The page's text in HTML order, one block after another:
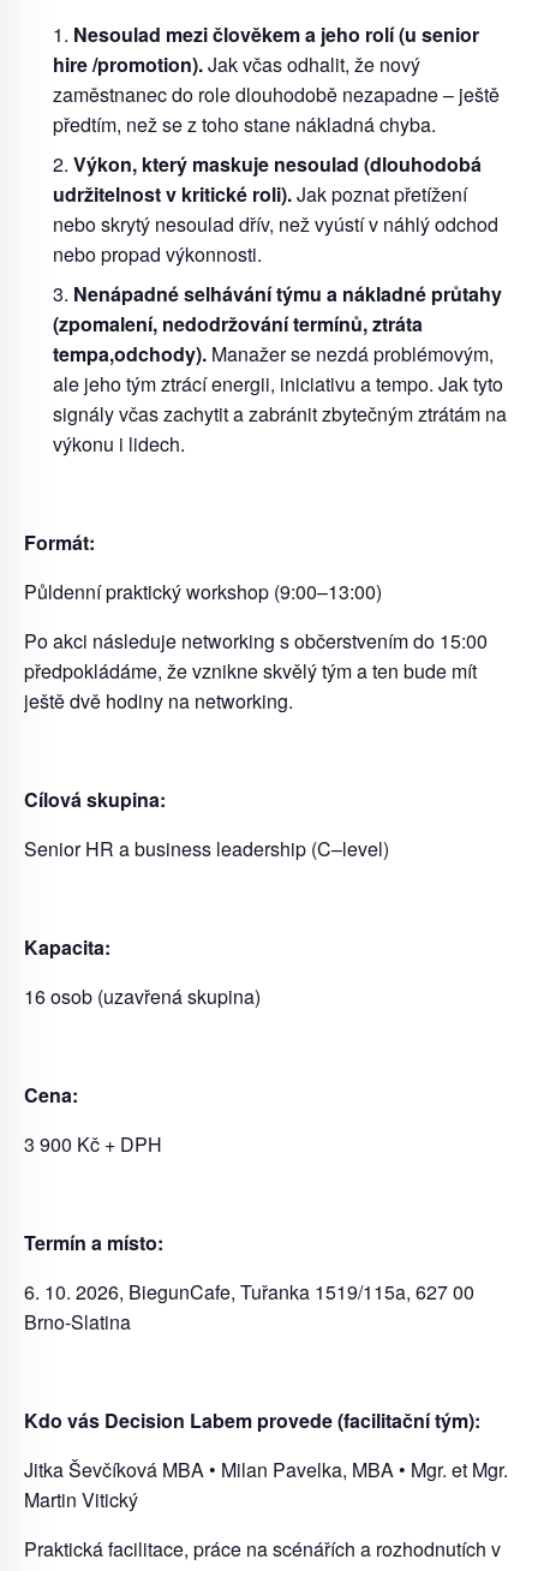
Nesoulad mezi člověkem a jeho rolí(u senior
hire /promotion).Jak včas odhalit, že nový
zaměstnanec do role dlouhodobě nezapadne– ještě
předtím, než se z toho stane nákladná chyba.
Výkon, který maskuje nesoulad (dlouhodobá
udržitelnost v kritické roli).Jak poznat přetížení
nebo skrytý nesoulad dřív, než vyústí v náhlý odchod
nebopropad výkonnosti.
Nenápadné selhávání týmu a nákladné průtahy
(zpomalení, nedodržovánítermínů, ztráta
tempa,odchody). Manažer se nezdá problémovým,
ale jeho tým ztrácí energii, iniciativu a tempo. Jak tyto
signály včas zachytit a zabránit zbytečným ztrátám na
výkonu i lidech.
Formát:
Půldenní praktický workshop (9:00–13:00)
Po akci následuje networking s občerstvením do 15:00
předpokládáme, že vznikneskvělý tým a ten bude mít
ještě dvě hodiny na networking.
Cílová skupina:
Senior HR a business leadership (C–level)
Kapacita:
16osob (uzavřená skupina)
Cena:
3 900 Kč + DPH
Termín a místo:
6. 10. 2026, BiegunCafe, Tuřanka 1519/115a, 627 00
Brno-Slatina
Kdo vás Decision Labem provede (facilitační tým):
Jitka Ševčíková MBA • Milan Pavelka, MBA • Mgr. et Mgr.
Martin Vitický
Praktická facilitace, práce na scénářích a rozhodnutích v